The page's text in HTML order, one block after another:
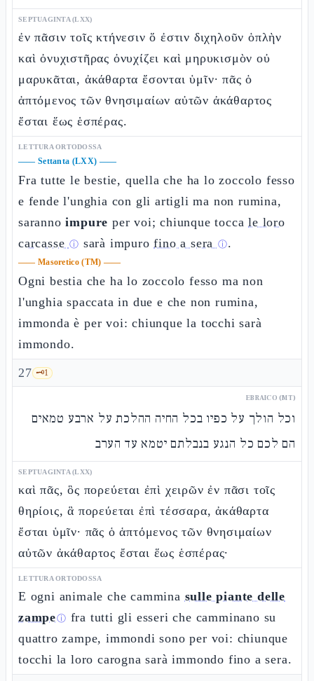
SEPTUAGINTA (LXX)
ἐν πᾶσιν τοῖς κτήνεσιν ὅ ἐστιν διχηλοῦν ὁπλὴν
καὶ ὀνυχιστῆρας ὀνυχίζει καὶ μηρυκισμὸν οὐ
μαρυκᾶται, ἀκάθαρτα ἔσονται ὑμῖν· πᾶς ὁ
ἁπτόμενος τῶν θνησιμαίων αὐτῶν ἀκάθαρτος
ἔσται ἕως ἑσπέρας.
LETTURA ORTODOSSA
—— Settanta (LXX) ——
Fra tutte le bestie, quella che ha lo zoccolo fesso
e fende l'unghia con gli artigli ma non rumina,
sarannoimpure per voi; chiunque toccale loro
carcasse ⓘ sarà impurofino a sera ⓘ.
—— Masoretico (TM) ——
Ogni bestia che ha lo zoccolo fesso ma non
l'unghia spaccata in due e che non rumina,
immonda è per voi: chiunque la tocchi sarà
immondo.
27 🗝️1
EBRAICO (MT)
וכל הולך על כפיו בכל החיה ההלכת על ארבע טמאים
הם לכם כל הנגע בנבלתם יטמא עד הערב
SEPTUAGINTA (LXX)
καὶ πᾶς, ὃς πορεύεται ἐπὶ χειρῶν ἐν πᾶσι τοῖς
θηρίοις, ἃ πορεύεται ἐπὶ τέσσαρα, ἀκάθαρτα
ἔσται ὑμῖν· πᾶς ὁ ἁπτόμενος τῶν θνησιμαίων
αὐτῶν ἀκάθαρτος ἔσται ἕως ἑσπέρας·
LETTURA ORTODOSSA
E ogni animale che cammina sulle piante delle
zampeⓘ fra tutti gli esseri che camminano su
quattro zampe, immondi sono per voi: chiunque
tocchi la loro carogna sarà immondo fino a sera.